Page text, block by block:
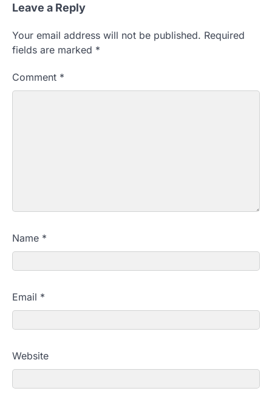
Leave a Reply
Your email address will not be published. Required
fields are marked *
Comment *
Name *
Email *
Website